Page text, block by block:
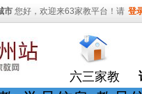
市 您好，欢迎来63家教平台！请 登
六三家教